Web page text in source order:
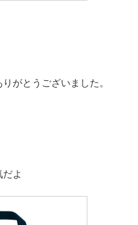
がとうございました。
よ